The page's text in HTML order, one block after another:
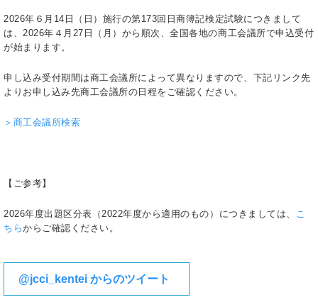
2026年６月14日（日）施行の第173回日商簿記検定試験につきまして
は、2026年４月27日（月）から順次、全国各地の商工会議所で申込受付
が始まります。
申し込み受付期間は商工会議所によって異なりますので、下記リンク先
よりお申し込み先商工会議所の日程をご確認ください。
＞商工会議所検索
【ご参考】
2026年度出題区分表（2022年度から適用のもの）につきましては、 こ
ちらからご確認ください。
@jcci_kentei からのツイート